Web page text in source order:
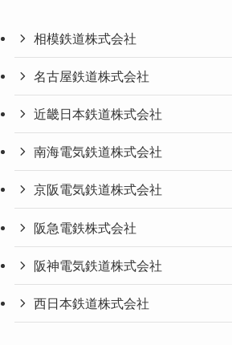
相模鉄道株式会社
名古屋鉄道株式会社
近畿日本鉄道株式会社
南海電気鉄道株式会社
京阪電気鉄道株式会社
阪急電鉄株式会社
阪神電気鉄道株式会社
西日本鉄道株式会社